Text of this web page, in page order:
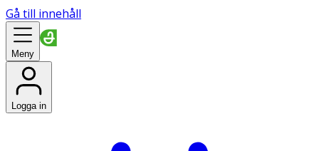
Gå till innehåll
Meny
Logga in